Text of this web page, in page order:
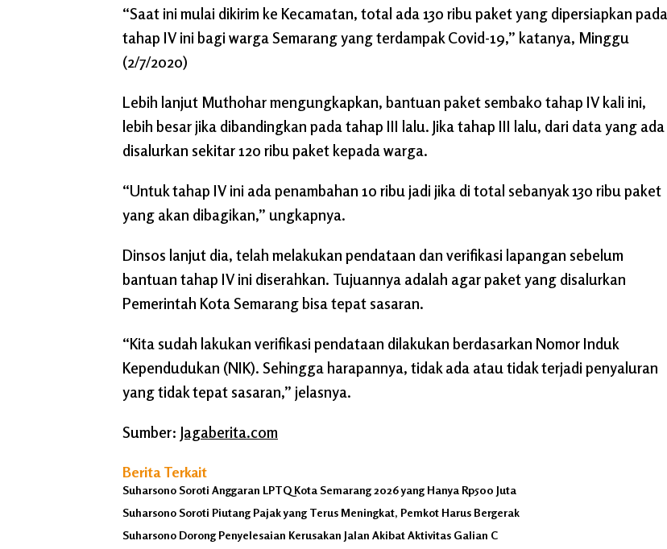
“Saat ini mulai dikirim ke Kecamatan, total ada 130 ribu paket yang dipersiapkan pada
tahap IV ini bagi warga Semarang yang terdampak Covid-19,” katanya, Minggu
(2/7/2020)
Lebih lanjut Muthohar mengungkapkan, bantuan paket sembako tahap IV kali ini,
lebih besar jika dibandingkan pada tahap III lalu. Jika tahap III lalu, dari data yang ada
disalurkan sekitar 120 ribu paket kepada warga.
“Untuk tahap IV ini ada penambahan 10 ribu jadi jika di total sebanyak 130 ribu paket
yang akan dibagikan,” ungkapnya.
Dinsos lanjut dia, telah melakukan pendataan dan verifikasi lapangan sebelum
bantuan tahap IV ini diserahkan. Tujuannya adalah agar paket yang disalurkan
Pemerintah Kota Semarang bisa tepat sasaran.
“Kita sudah lakukan verifikasi pendataan dilakukan berdasarkan Nomor Induk
Kependudukan (NIK). Sehingga harapannya, tidak ada atau tidak terjadi penyaluran
yang tidak tepat sasaran,” jelasnya.
Sumber: Jagaberita.com
Berita Terkait
Suharsono Soroti Anggaran LPTQ Kota Semarang 2026 yang Hanya Rp500 Juta
Suharsono Soroti Piutang Pajak yang Terus Meningkat, Pemkot Harus Bergerak
Suharsono Dorong Penyelesaian Kerusakan Jalan Akibat Aktivitas Galian C